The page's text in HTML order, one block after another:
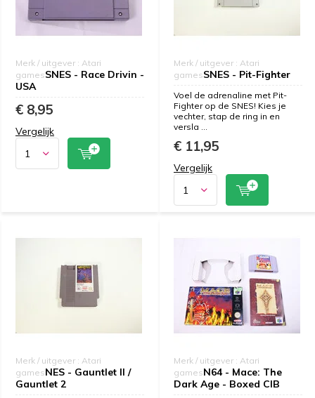
Merk / uitgever : Atari
gamesSNES - Race Drivin -
USA
€ 8,95
Vergelijk
Merk / uitgever : Atari
gamesSNES - Pit-Fighter
Voel de adrenaline met Pit-
Fighter op de SNES! Kies je
vechter, stap de ring in en
versla ...
€ 11,95
Vergelijk
Merk / uitgever : Atari
gamesNES - Gauntlet II /
Gauntlet 2
Merk / uitgever : Atari
gamesN64 - Mace: The
Dark Age - Boxed CIB